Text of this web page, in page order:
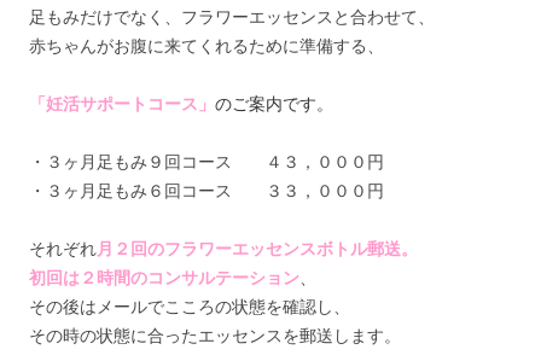
足もみだけでなく、フラワーエッセンスと合わせて、
赤ちゃんがお腹に来てくれるために準備する、
「妊活サポートコース」 のご案内です。
・３ヶ月足もみ９回コース ４３，０００円
・３ヶ月足もみ６回コース ３３，０００円
それぞれ月２回のフラワーエッセンスボトル郵送。
初回は２時間のコンサルテーション、
その後はメールでこころの状態を確認し、
その時の状態に合ったエッセンスを郵送します。